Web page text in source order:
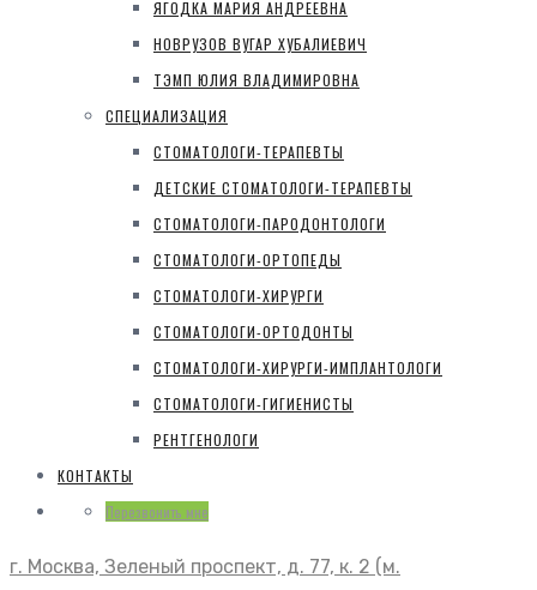
ЯГОДКА МАРИЯ АНДРЕЕВНА
НОВРУЗОВ ВУГАР ХУБАЛИЕВИЧ
ТЭМП ЮЛИЯ ВЛАДИМИРОВНА
СПЕЦИАЛИЗАЦИЯ
СТОМАТОЛОГИ-ТЕРАПЕВТЫ
ДЕТСКИЕ СТОМАТОЛОГИ-ТЕРАПЕВТЫ
СТОМАТОЛОГИ-ПАРОДОНТОЛОГИ
СТОМАТОЛОГИ-ОРТОПЕДЫ
СТОМАТОЛОГИ-ХИРУРГИ
СТОМАТОЛОГИ-ОРТОДОНТЫ
СТОМАТОЛОГИ-ХИРУРГИ-ИМПЛАНТОЛОГИ
СТОМАТОЛОГИ-ГИГИЕНИСТЫ
РЕНТГЕНОЛОГИ
КОНТАКТЫ
Перезвонить мне
г. Москва, Зеленый проспект, д. 77, к. 2 (м.